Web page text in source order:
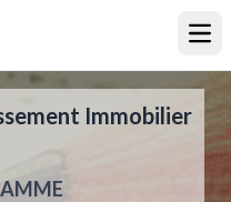
Immobilier